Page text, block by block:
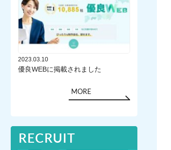
2023.03.10
優良WEBに掲載されました
MORE